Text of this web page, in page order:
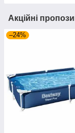
Акційні
–24%